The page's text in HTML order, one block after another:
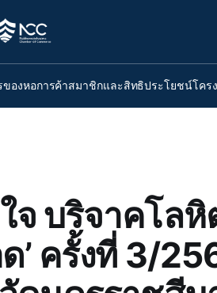
ของหอการค้าสมาชิกและสิทธิประโยชน์โคร
จ บริจาคโลหิ
’ ครั้งที่ 3/